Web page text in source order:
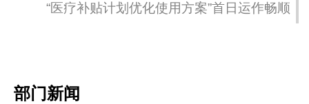
“医疗补贴计划优化使用方案”首日运作畅顺
部门新闻